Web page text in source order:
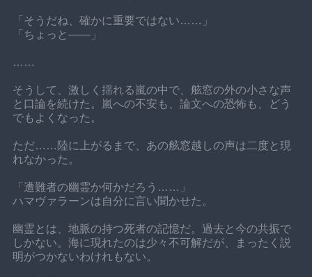
「そうだね、確かに重要ではない……」
「ちょっと——」
……
そうして、激しく揺れる嵐の中で、舷窓の外の小さな声
と口論を続けた。嵐への不安も、論文への恐怖も、どう
でもよくなった。
ただ……陸に上がるまで、あの舷窓越しの声は二度と現
れなかった。
「遭難者の幽霊か何かだろう……」
ハマヴァラーンは自分に言い聞かせた。
幽霊とは、地脈の持つ死者の記憶だ。過去と今の共振で
しかない。海に現れたのは少々不可解だが、まったく説
明がつかないわけれもない。